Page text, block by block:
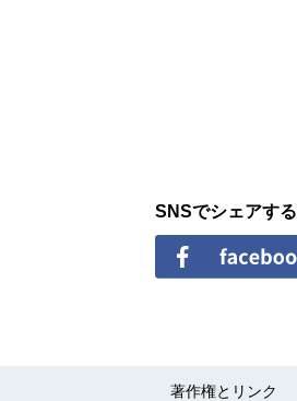
SNSでシェアする
著作権とリンク